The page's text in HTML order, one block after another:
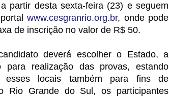
partir desta sexta-feira (23) e seguem
portalwww.cesgranrio.org.br, onde pode
de inscrição no valor de R$ 50.
deverá escolher o Estado, a
para realização das provas, estando
esses locais também para fins de
Rio Grande do Sul, os participantes